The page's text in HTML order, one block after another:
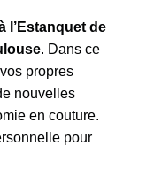
l’Estanquet de
. Dans ce
propres
nouvelles
en couture.
pour